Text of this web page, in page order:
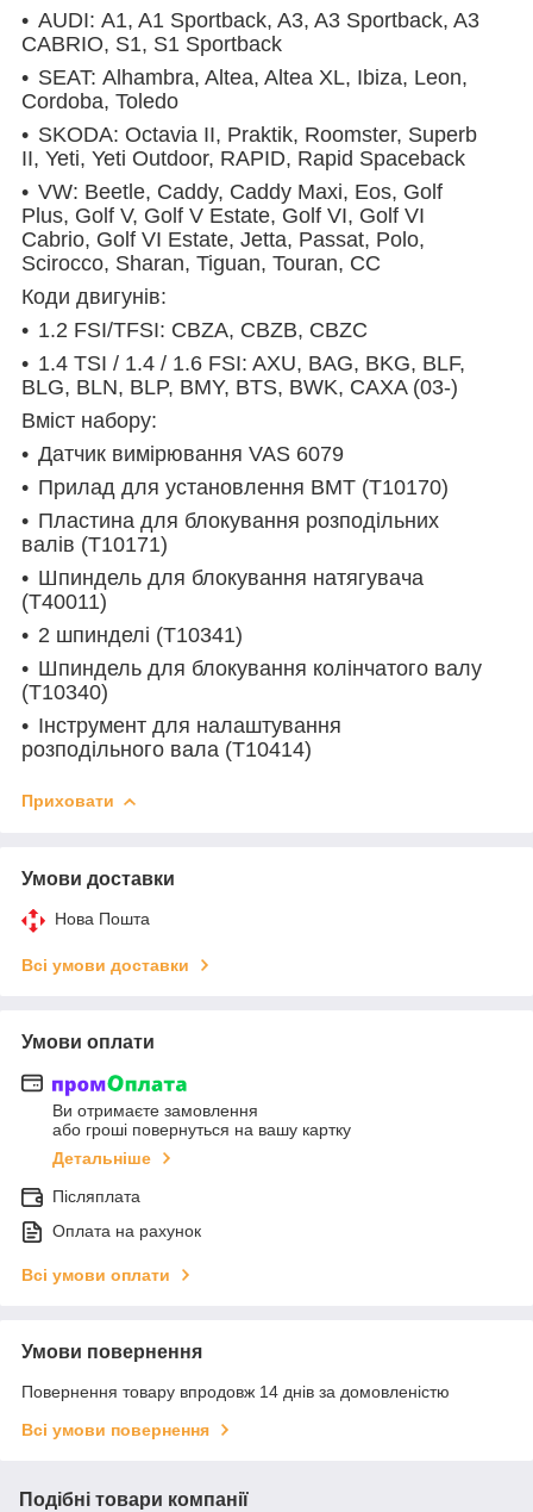
AUDI: A1, A1 Sportback, A3, A3 Sportback, A3
CABRIO, S1, S1 Sportback
SEAT: Alhambra, Altea, Altea XL, Ibiza, Leon,
Cordoba, Toledo
SKODA: Octavia II, Praktik, Roomster, Superb
II, Yeti, Yeti Outdoor, RAPID, Rapid Spaceback
VW: Beetle, Caddy, Caddy Maxi, Eos, Golf
Plus, Golf V, Golf V Estate, Golf VI, Golf VI
Cabrio, Golf VI Estate, Jetta, Passat, Polo,
Scirocco, Sharan, Tiguan, Touran, CC
Коди двигунів:
1.2 FSI/TFSI: CBZA, CBZB, CBZC
1.4 TSI / 1.4 / 1.6 FSI: AXU, BAG, BKG, BLF,
BLG, BLN, BLP, BMY, BTS, BWK, CAXA (03-)
Вміст набору:
Датчик вимірювання VAS 6079
Прилад для установлення ВМТ (T10170)
Пластина для блокування розподільних
валів (T10171)
Шпиндель для блокування натягувача
(T40011)
2 шпинделі (T10341)
Шпиндель для блокування колінчатого валу
(T10340)
Інструмент для налаштування
розподільного вала (T10414)
Приховати
Умови доставки
Нова Пошта
Всі умови доставки
Умови оплати
Ви отримаєте замовлення
або гроші повернуться на вашу картку
Детальніше
Післяплата
Оплата на рахунок
Всі умови оплати
Умови повернення
Повернення товару впродовж 14 днів за домовленістю
Всі умови повернення
Подібні товари компанії